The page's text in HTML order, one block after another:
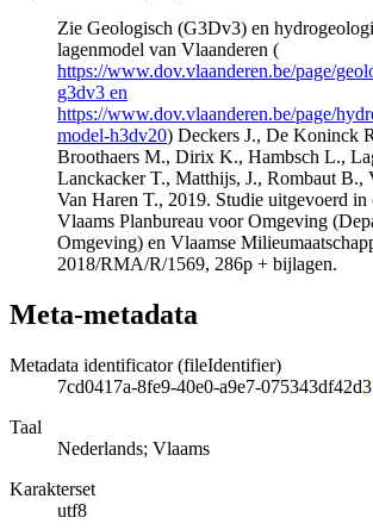
Zie Geologisch (G3Dv3) en
lagenmodel van Vlaanderen (
https://www.dov.vlaanderen.be/page/
g3dv3 en
https://www.dov.vlaanderen.be/page/
model-h3dv20) Deckers J., De Koninck
Broothaers M., Dirix K., Hambsch L.,
Lanckacker T., Matthijs, J., Rombaut B.,
Van Haren T., 2019. Studie uitgevoerd in
Vlaams Planbureau voor Omgeving
Omgeving) en Vlaamse
2018/RMA/R/1569, 286p + bijlagen.
Meta-metadata
Metadata identificator (fileIdentifier)
7cd0417a-8fe9-40e0-a9e7-075343df42d3
Taal
Nederlands; Vlaams
Karakterset
utf8